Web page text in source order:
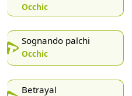
Occhic
Sognando palchi
Occhic
Betrayal